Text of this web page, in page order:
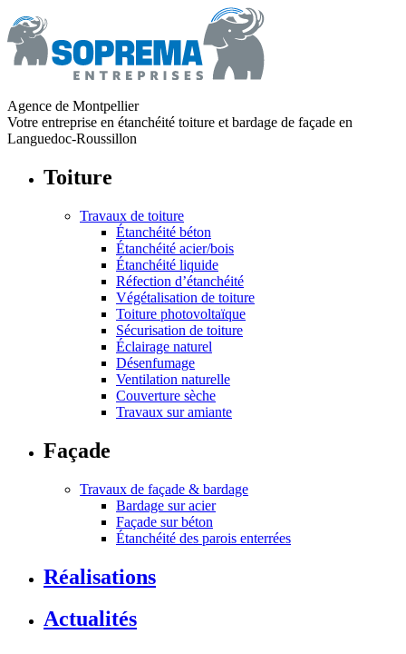
Agence de Montpellier
Votre entreprise en étanchéité toiture et bardage de façade en
Languedoc-Roussillon
Toiture
Travaux de toiture
Étanchéité béton
Étanchéité acier/bois
Étanchéité liquide
Réfection d’étanchéité
Végétalisation de toiture
Toiture photovoltaïque
Sécurisation de toiture
Éclairage naturel
Désenfumage
Ventilation naturelle
Couverture sèche
Travaux sur amiante
Façade
Travaux de façade & bardage
Bardage sur acier
Façade sur béton
Étanchéité des parois enterrées
Réalisations
Actualités